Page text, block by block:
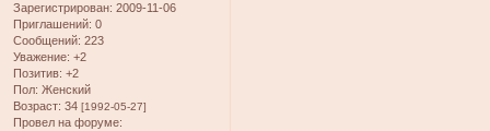
Зарегистрирован: 2009-11-06
Приглашений: 0
Сообщений: 223
Уважение: +2
Позитив: +2
Пол: Женский
Возраст: 34 [1992-05-27]
Провел на форуме: